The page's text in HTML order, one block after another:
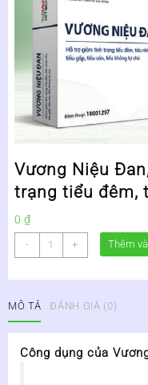
Vương Niệu
trạng tiểu đêm,
0 ₫
-
Vương
Niệu
cải
thiện
trạng
+ Thêm
MÔ TẢ ĐÁNH GIÁ (0)
Công dụng của